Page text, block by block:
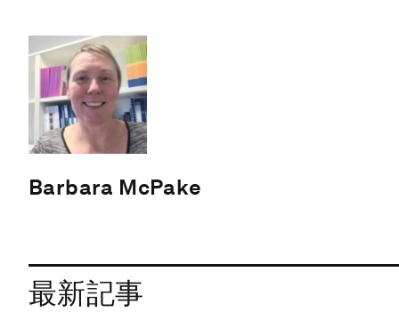
Barbara McPake
最新記事